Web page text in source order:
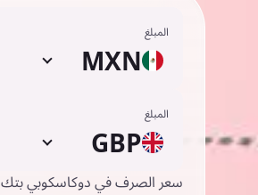
المبلغ
MXN
المبلغ
GBP
سعر الصرف في دوكاسكوبي بتك